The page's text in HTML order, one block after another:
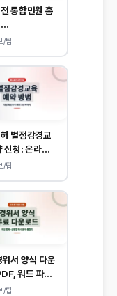
통합민원 홈
민원 사이트 접
/팁
벌점감경교
신청: 온라인
및 비용 안내
/팁
위서 양식 다운
워드 파일)
및 예시
/팁